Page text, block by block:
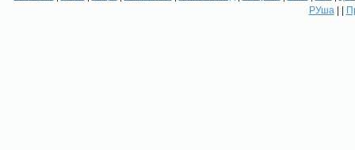
РУша | |